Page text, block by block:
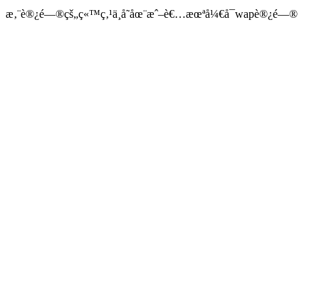
æ‚¨è®¿é—®çš„ç«™ç‚¹ä¸å­˜åœ¨æˆ–è€…æœªå¼€å¯wapè®¿é—®